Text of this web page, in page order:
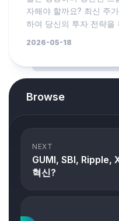
자해야 할까요? 최신 주
하여 당신의 투자 전략을
2026-05-18
Browse
NEXT
GUMI, SBI, Ripple,
혁신?